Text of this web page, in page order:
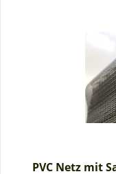
PVC Netz mit